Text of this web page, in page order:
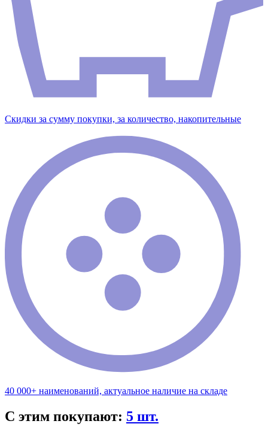
Скидки за сумму покупки, за количество, накопительные
40 000+ наименований, актуальное наличие на складе
С этим покупают: 5 шт.